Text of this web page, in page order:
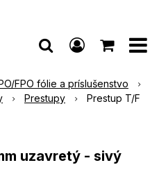
FPO fólie a príslušenstvo
Prestupy
Prestup T/F
uzavretý - sivý